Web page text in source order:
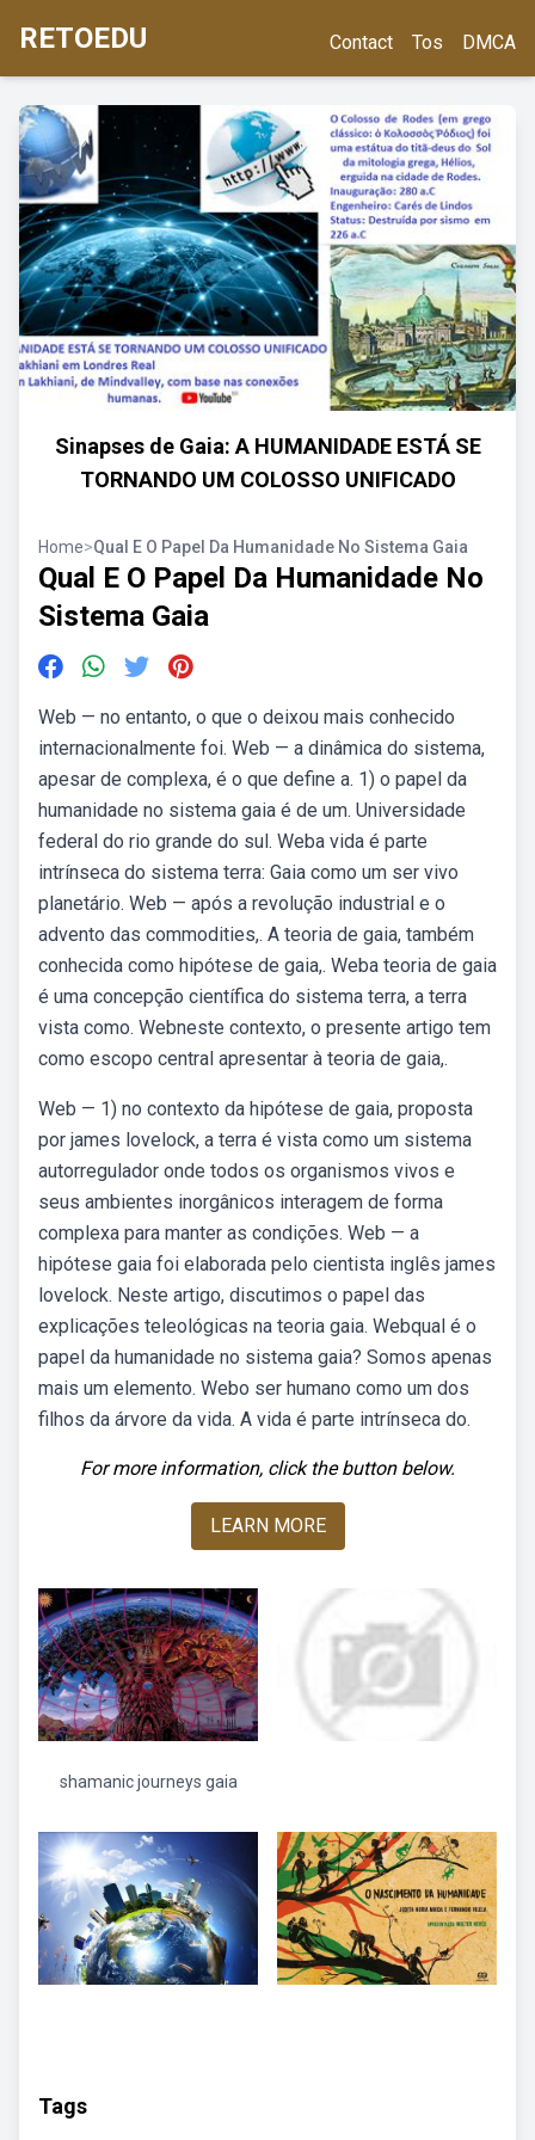
RETOEDU Contact Tos DMCA
Sinapses de Gaia: A HUMANIDADE ESTÁ SE
TORNANDO UM COLOSSO UNIFICADO
Home>Qual E O Papel Da Humanidade No Sistema Gaia
Qual E O Papel Da Humanidade No
Sistema Gaia
Web — no entanto, o que o deixou mais conhecido
internacionalmente foi. Web — a dinâmica do sistema,
apesar de complexa, é o que define a. 1) o papel da
humanidade no sistema gaia é de um. Universidade
federal do rio grande do sul. Weba vida é parte
intrínseca do sistema terra: Gaia como um ser vivo
planetário. Web — após a revolução industrial e o
advento das commodities,. A teoria de gaia, também
conhecida como hipótese de gaia,. Weba teoria de gaia
é uma concepção científica do sistema terra, a terra
vista como. Webneste contexto, o presente artigo tem
como escopo central apresentar à teoria de gaia,.
Web — 1) no contexto da hipótese de gaia, proposta
por james lovelock, a terra é vista como um sistema
autorregulador onde todos os organismos vivos e
seus ambientes inorgânicos interagem de forma
complexa para manter as condições. Web — a
hipótese gaia foi elaborada pelo cientista inglês james
lovelock. Neste artigo, discutimos o papel das
explicações teleológicas na teoria gaia. Webqual é o
papel da humanidade no sistema gaia? Somos apenas
mais um elemento. Webo ser humano como um dos
filhos da árvore da vida. A vida é parte intrínseca do.
For more information, click the button below.
LEARN MORE
shamanic journeys gaia
Tags